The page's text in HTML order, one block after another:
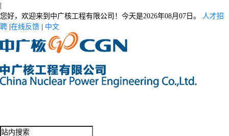
您好，欢迎来到中广核工程有限公司！今天是2026年08月07日。
人才招
聘 在线反馈 中文